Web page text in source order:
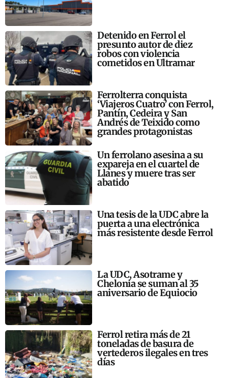
Detenido en Ferrol el
presunto autor de diez
robos con violencia
cometidos en Ultramar
Ferrolterra conquista
‘Viajeros Cuatro’ con Ferrol,
Pantín, Cedeira y San
Andrés de Teixido como
grandes protagonistas
Un ferrolano asesina a su
expareja en el cuartel de
Llanes y muere tras ser
abatido
Una tesis de la UDC abre la
puerta a una electrónica
más resistente desde Ferrol
La UDC, Asotrame y
Chelonia se suman al 35
aniversario de Equiocio
Ferrol retira más de 21
toneladas de basura de
vertederos ilegales en tres
días